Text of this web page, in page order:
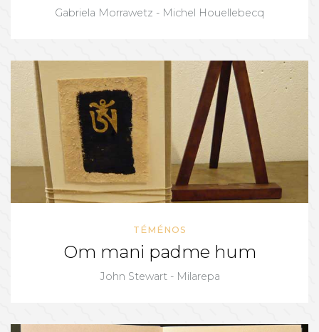
Gabriela Morrawetz - Michel Houellebecq
TÉMÉNOS
Om mani padme hum
John Stewart - Milarepa